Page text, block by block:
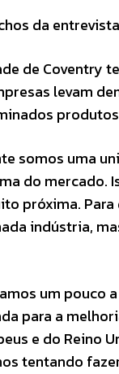
da
de Coventry
levam
somos uma
do mercado.
próxima.
indústria,
um pouco
para a
e do Reino
tentando